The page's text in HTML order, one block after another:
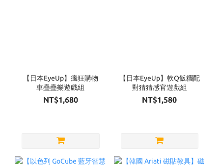
【日本EyeUp】瘋狂購物
車疊疊樂遊戲組
NT$1,680
【日本EyeUp】軟Q飯糰配
對猜猜感官遊戲組
NT$1,580